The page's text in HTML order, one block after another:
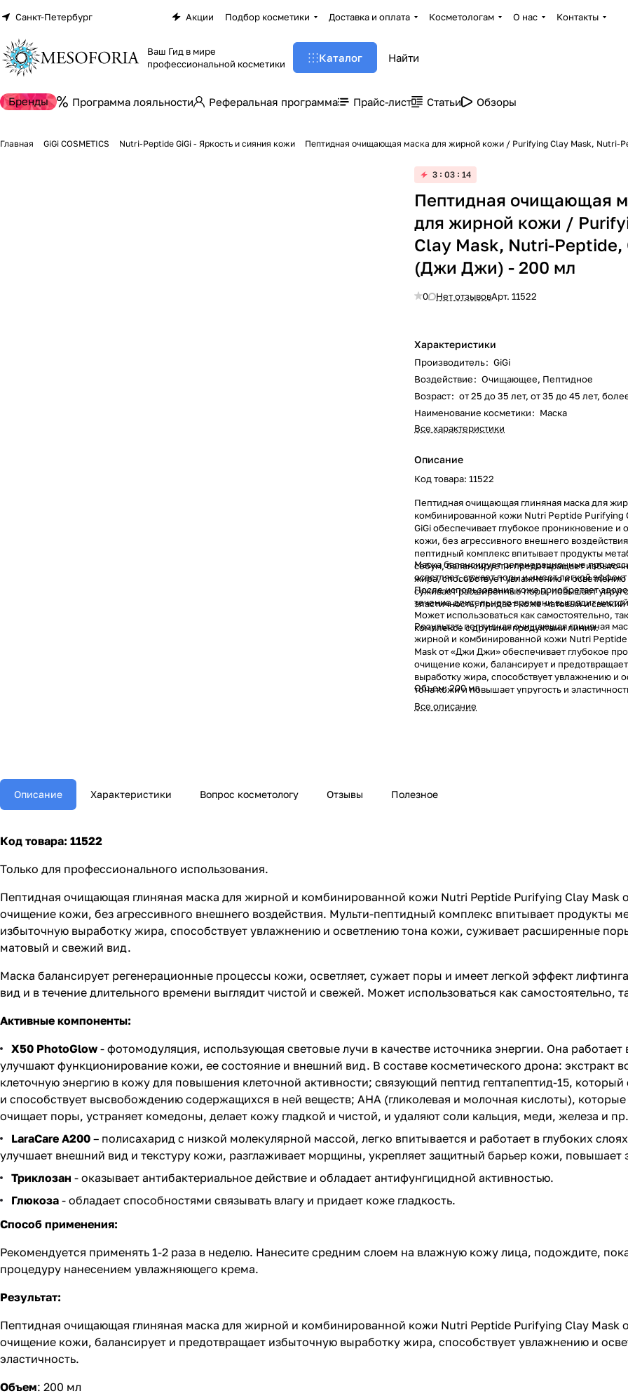
Санкт-Петербург Акции Подбор косметики Доставка и оплата Косметологам О нас Контакты
Ваш Гид в мире
профессиональной косметики
Каталог
Бренды Программа лояльности Реферальная программа Прайс-лист Статьи Обзоры
Главная GiGi COSMETICS Nutri-Peptide GiGi - Яркость и сияния кожи Пептидная очищающая маска для жирной кожи / Purifying Clay Mask, Nutri-
3 03 14
Пептидная очищающая
для жирной кожи /
Clay Mask, Nutri-Peptide,
(Джи Джи) - 200 мл
0 Нет отзывовАрт.11522
Характеристики
Производитель: GiGi
Воздействие: Очищающее, Пептидное
Возраст: от 25 до 35 лет, от 35 до 45 лет,
Наименование косметики: Маска
Все характеристики
Описание
Код товара: 11522
Пептидная очищающая глиняная маска для
комбинированной кожи Nutri Peptide Purifying
GiGi обеспечивает глубокое проникновение и
кожи, без агрессивного внешнего
пептидный комплекс впитывает продукты
себум, балансирует и предотвращает
жира, способствует увлажнению и осветлению
суживает расширенные поры, повышает
эластичность, придает коже матовый и
Маска балансирует регенерационные
осветляет, сужает поры и имеет легкой
После использования кожа приобретает
течение длительного времени выглядит
Может использоваться как самостоятельно,
комплексе с другими продуктами линии.
Результат: пептидная очищающая глиняная
жирной и комбинированной кожи Nutri
Mask от «Джи Джи» обеспечивает глубокое
очищение кожи, балансирует и
выработку жира, способствует увлажнению и
тона кожи и повышает упругость и
Объем: 200 мл
Все описание
Описание Характеристики Вопрос косметологу Отзывы Полезное
Код товара: 11522
Только для профессионального использования.
Пептидная очищающая глиняная маска для жирной и комбинированной кожи Nutri Peptide Purifying Clay Mask
очищение кожи, без агрессивного внешнего воздействия. Мульти-пептидный комплекс впитывает продукты
избыточную выработку жира, способствует увлажнению и осветлению тона кожи, суживает расширенные
матовый и свежий вид.
Маска балансирует регенерационные процессы кожи, осветляет, сужает поры и имеет легкой эффект
вид и в течение длительного времени выглядит чистой и свежей. Может использоваться как самостоятельно,
Активные компоненты:
X50 PhotoGlow - фотомодуляция, использующая световые лучи в качестве источника энергии. Она
улучшают функционирование кожи, ее состояние и внешний вид. В составе косметического дрона: экстракт
клеточную энергию в кожу для повышения клеточной активности; связующий пептид гептапептид-15,
и способствует высвобождению содержащихся в ней веществ; АНА (гликолевая и молочная кислоты),
очищает поры, устраняет комедоны, делает кожу гладкой и чистой, и удаляют соли кальция, меди, железа и пр.
LaraCare А200 – полисахарид с низкой молекулярной массой, легко впитывается и работает в глубоких
улучшает внешний вид и текстуру кожи, разглаживает морщины, укрепляет защитный барьер кожи, повышает
Триклозан - оказывает антибактериальное действие и обладает антифунгицидной активностью.
Глюкоза - обладает способностями связывать влагу и придает коже гладкость.
Способ применения:
Рекомендуется применять 1-2 раза в неделю. Нанесите средним слоем на влажную кожу лица, подождите,
процедуру нанесением увлажняющего крема.
Результат:
Пептидная очищающая глиняная маска для жирной и комбинированной кожи Nutri Peptide Purifying Clay Mask
очищение кожи, балансирует и предотвращает избыточную выработку жира, способствует увлажнению и
эластичность.
Объем: 200 мл